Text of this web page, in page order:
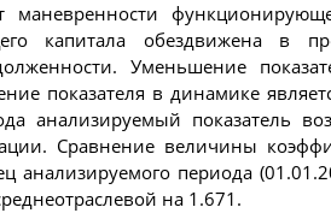
маневренности
капитала обездвижена в
Уменьшение
показателя в динамике
анализируемый показатель
Сравнение величины
анализируемого периода
на 1.671.